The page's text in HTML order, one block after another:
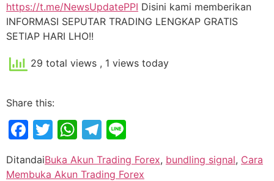
https://t.me/NewsUpdatePPI Disini kami memberikan
INFORMASI SEPUTAR TRADING LENGKAP GRATIS
SETIAP HARI LHO!!
29 total views , 1 views today
Share this:
Facebook
Twitter
WhatsApp
Telegram
DitandaiBuka Akun Trading Forex, bundling signal, Cara
Membuka Akun Trading Forex